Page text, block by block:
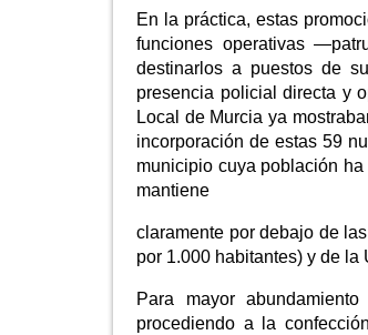
En la práctica, estas
funciones operativas
destinarlos a puestos de
presencia policial directa y
Local de Murcia ya
incorporación de estas 59
municipio cuya población
mantiene
claramente por debajo de
por 1.000 habitantes) y de la
Para mayor
procediendo a la